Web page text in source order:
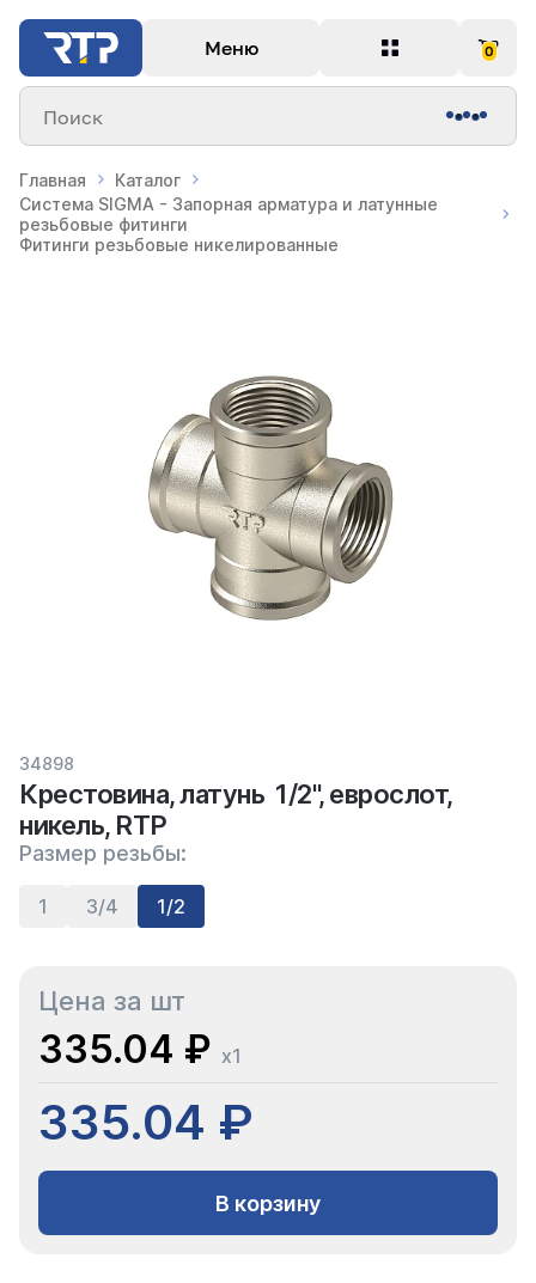
Меню 0
Поиск
Главная
Каталог
Система SIGMA - Запорная арматура и латунные
резьбовые фитинги
Фитинги резьбовые никелированные
34898
Крестовина, латунь 1/2", еврослот,
никель, RTP
Размер резьбы:
1 3/4 1/2
Цена за шт
335.04 ₽ x1
335.04 ₽
В корзину